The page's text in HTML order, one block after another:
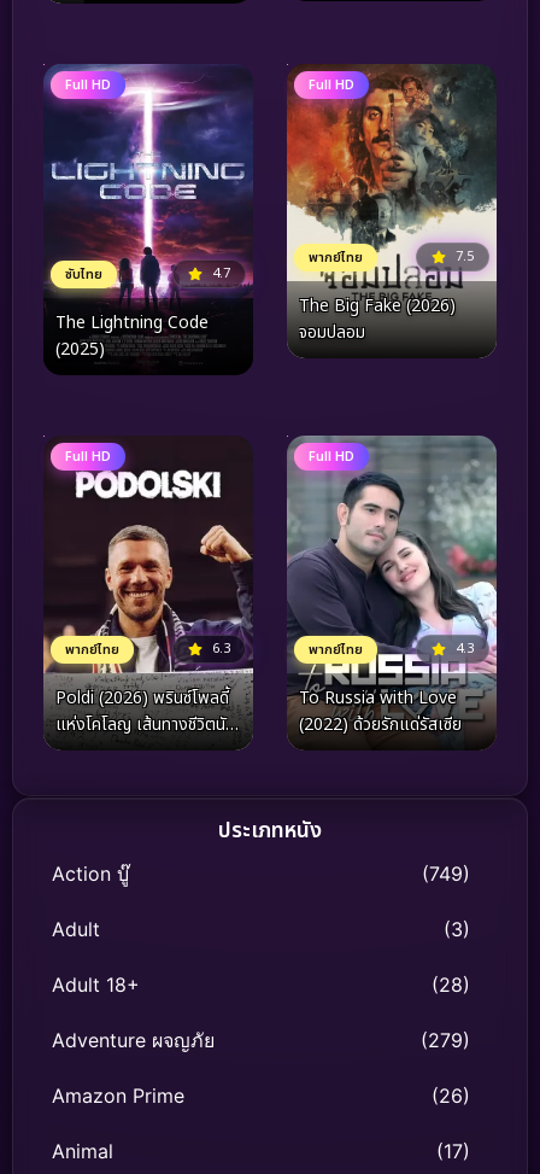
Full HD
ซับไทย 4.7
The Lightning Code
(2025)
Full HD
พากย์ไทย 7.5
The Big Fake (2026)
จอมปลอม
Full HD
พากย์ไทย 6.3
Poldi (2026) พรินซ์โพลดี้
แห่งโคโลญ เส้นทางชีวิตนัก
เตะ
Full HD
พากย์ไทย 4.3
To Russia with Love
(2022) ด้วยรักแด่รัสเซีย
ประเภทหนัง
Action บู๊ (749)
Adult (3)
Adult 18+ (28)
Adventure ผจญภัย (279)
Amazon Prime (26)
Animal (17)